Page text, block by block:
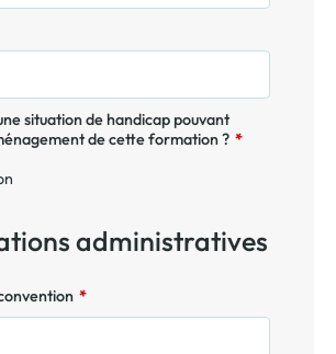
de cette formation ? *
administratives
*